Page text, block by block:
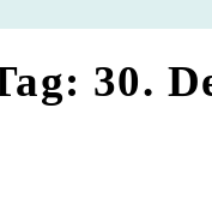
30.